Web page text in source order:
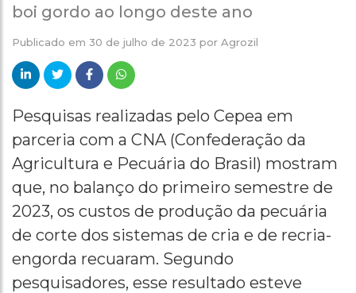
boi gordo ao longo deste ano
Publicado em 30 de julho de 2023 por Agrozil
Pesquisas realizadas pelo Cepea em
parceria com a CNA (Confederação da
Agricultura e Pecuária do Brasil) mostram
que, no balanço do primeiro semestre de
2023, os custos de produção da pecuária
de corte dos sistemas de cria e de recria-
engorda recuaram. Segundo
pesquisadores, esse resultado esteve